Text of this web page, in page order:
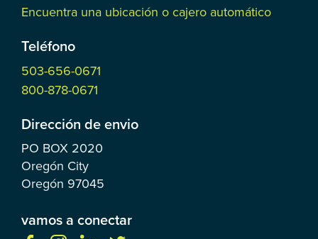
Encuentra una ubicación o cajero automático
Teléfono
503-656-0671
800-878-0671
Dirección de envio
PO BOX 2020
Oregón City
Oregón 97045
vamos a conectar